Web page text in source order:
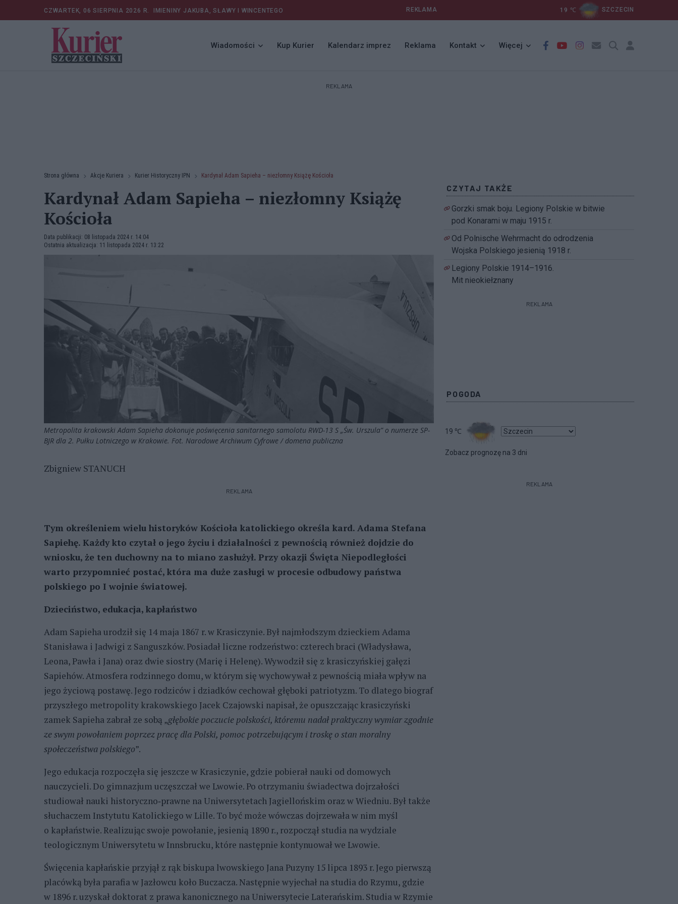
CZWARTEK, 06 SIERPNIA 2026 R. IMIENINY JAKUBA, SŁAWY I WINCENTEGO REKLAMA 19 ℃ SZCZECIN
Wiadomości Kup Kurier Kalendarz imprez Reklama Kontakt Więcej
REKLAMA
Strona główna Akcje Kuriera Kurier Historyczny IPN Kardynał Adam Sapieha – niezłomny Książę Kościoła
Kardynał Adam Sapieha – niezłomny Książę
Kościoła
Data publikacji: 08 listopada 2024 r. 14:04
Ostatnia aktualizacja: 11 listopada 2024 r. 13:22
Metropolita krakowski Adam Sapieha dokonuje poświęcenia sanitarnego samolotu RWD-13 S „Św. Urszula” o numerze SP-
BJR dla 2. Pułku Lotniczego w Krakowie. Fot. Narodowe Archiwum Cyfrowe / domena publiczna
Zbigniew STANUCH
REKLAMA
Tym określeniem wielu historyków Kościoła katolickiego określa kard. Adama Stefana
Sapiehę. Każdy kto czytał o jego życiu i działalności z pewnością również dojdzie do
wniosku, że ten duchowny na to miano zasłużył. Przy okazji Święta Niepodległości
warto przypomnieć postać, która ma duże zasługi w procesie odbudowy państwa
polskiego po I wojnie światowej.
Dzieciństwo, edukacja, kapłaństwo
Adam Sapieha urodził się 14 maja 1867 r. w Krasiczynie. Był najmłodszym dzieckiem Adama
Stanisława i Jadwigi z Sanguszków. Posiadał liczne rodzeństwo: czterech braci (Władysława,
Leona, Pawła i Jana) oraz dwie siostry (Marię i Helenę). Wywodził się z krasiczyńskiej gałęzi
Sapiehów. Atmosfera rodzinnego domu, w którym się wychowywał z pewnością miała wpływ na
jego życiową postawę. Jego rodziców i dziadków cechował głęboki patriotyzm. To dlatego biograf
przyszłego metropolity krakowskiego Jacek Czajowski napisał, że opuszczając krasiczyński
zamek Sapieha zabrał ze sobą „głębokie poczucie polskości, któremu nadał praktyczny wymiar zgodnie
ze swym powołaniem poprzez pracę dla Polski, pomoc potrzebującym i troskę o stan moralny
społeczeństwa polskiego”.
Jego edukacja rozpoczęła się jeszcze w Krasiczynie, gdzie pobierał nauki od domowych
nauczycieli. Do gimnazjum uczęszczał we Lwowie. Po otrzymaniu świadectwa dojrzałości
studiował nauki historyczno‑prawne na Uniwersytetach Jagiellońskim oraz w Wiedniu. Był także
słuchaczem Instytutu Katolickiego w Lille. To być może wówczas dojrzewała w nim myśl
o kapłaństwie. Realizując swoje powołanie, jesienią 1890 r., rozpoczął studia na wydziale
teologicznym Uniwersytetu w Innsbrucku, które następnie kontynuował we Lwowie.
Święcenia kapłańskie przyjął z rąk biskupa lwowskiego Jana Puzyny 15 lipca 1893 r. Jego pierwszą
placówką była parafia w Jazłowcu koło Buczacza. Następnie wyjechał na studia do Rzymu, gdzie
w 1896 r. uzyskał doktorat z prawa kanonicznego na Uniwersytecie Laterańskim. Studia w Rzymie
CZYTAJ TAKŻE
Gorzki smak boju. Legiony Polskie w bitwie
pod Konarami w maju 1915 r.
Od Polnische Wehrmacht do odrodzenia
Wojska Polskiego jesienią 1918 r.
Legiony Polskie 1914–1916.
Mit nieokiełznany
REKLAMA
POGODA
19 ℃
Zobacz prognozę na 3 dni
REKLAMA